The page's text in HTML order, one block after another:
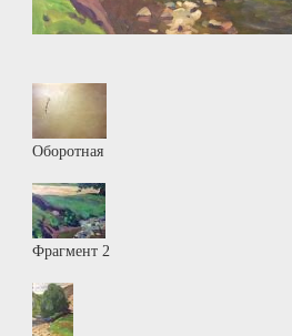
Оборотная
Фрагмент 2